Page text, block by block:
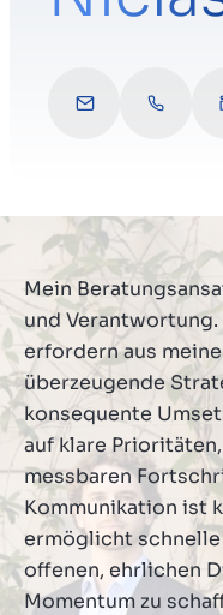
ES
Mein
und
erfordern aus
überzeugende
konsequente
auf klare
messbaren
Kommunikation ist
ermöglicht
offenen, ehrlichen
Momentum zu